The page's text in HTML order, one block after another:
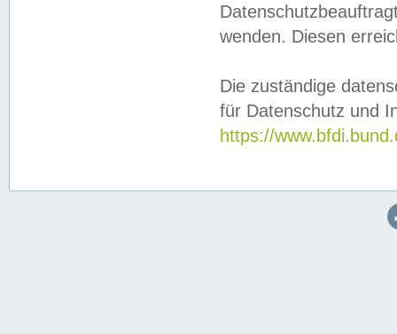
wenden. Diesen
Die zuständige
für Datenschutz und
https://